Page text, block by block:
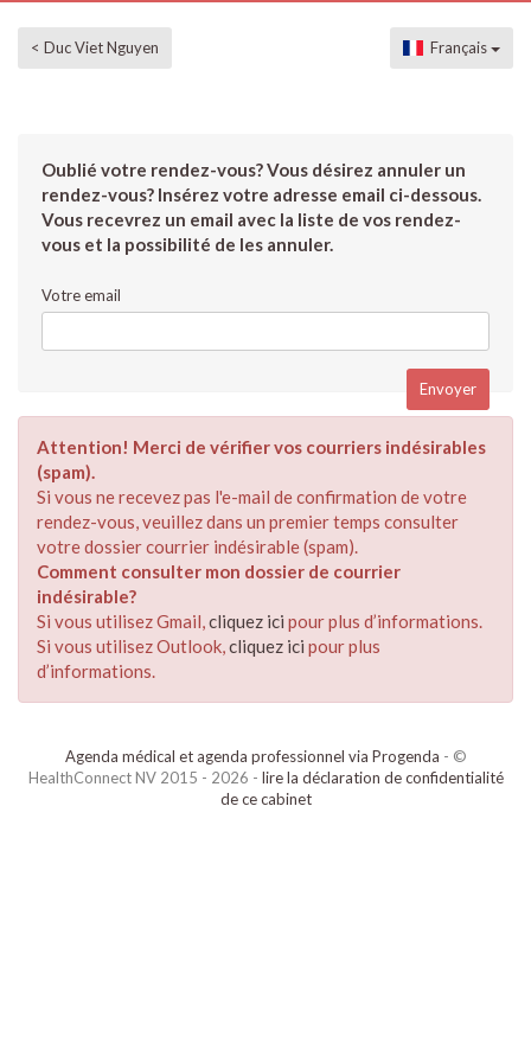
< Duc Viet Nguyen Français
Oublié votre rendez-vous? Vous désirez annuler un
rendez-vous? Insérez votre adresse email ci-dessous.
Vous recevrez un email avec la liste de vos rendez-
vous et la possibilité de les annuler.
Votre email
Attention! Merci de vérifier vos courriers indésirables
(spam).
Si vous ne recevez pas l'e-mail de confirmation de votre
rendez-vous, veuillez dans un premier temps consulter
votre dossier courrier indésirable (spam).
Comment consulter mon dossier de courrier
indésirable?
Si vous utilisez Gmail,cliquez ici pour plus d’informations.
Si vous utilisez Outlook,cliquez ici pour plus
d’informations.
Agenda médical et agenda professionnel via Progenda - ©
HealthConnect NV 2015 - 2026 - lire la déclaration de confidentialité
de ce cabinet